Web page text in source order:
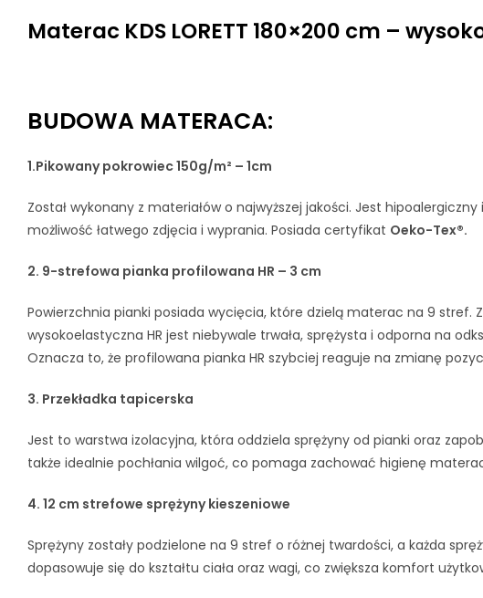
Materac KDS LORETT 180×200 cm –
BUDOWA MATERACA:
1.Pikowany pokrowiec 150g/m² – 1cm
Został wykonany z materiałów o najwyższej jakości. Jest
możliwość łatwego zdjęcia i wyprania. Posiada certyfikat Oeko-Tex®.
2. 9-strefowa pianka profilowana HR – 3 cm
Powierzchnia pianki posiada wycięcia, które dzielą materac na 9 stref.
wysokoelastyczna HR jest niebywale trwała, sprężysta i odporna na
Oznacza to, że profilowana pianka HR szybciej reaguje na zmianę
3. Przekładka tapicerska
Jest to warstwa izolacyjna, która oddziela sprężyny od pianki oraz
także idealnie pochłania wilgoć, co pomaga zachować higienę
4. 12 cm strefowe sprężyny kieszeniowe
Sprężyny zostały podzielone na 9 stref o różnej twardości, a każda
dopasowuje się do kształtu ciała oraz wagi, co zwiększa komfort